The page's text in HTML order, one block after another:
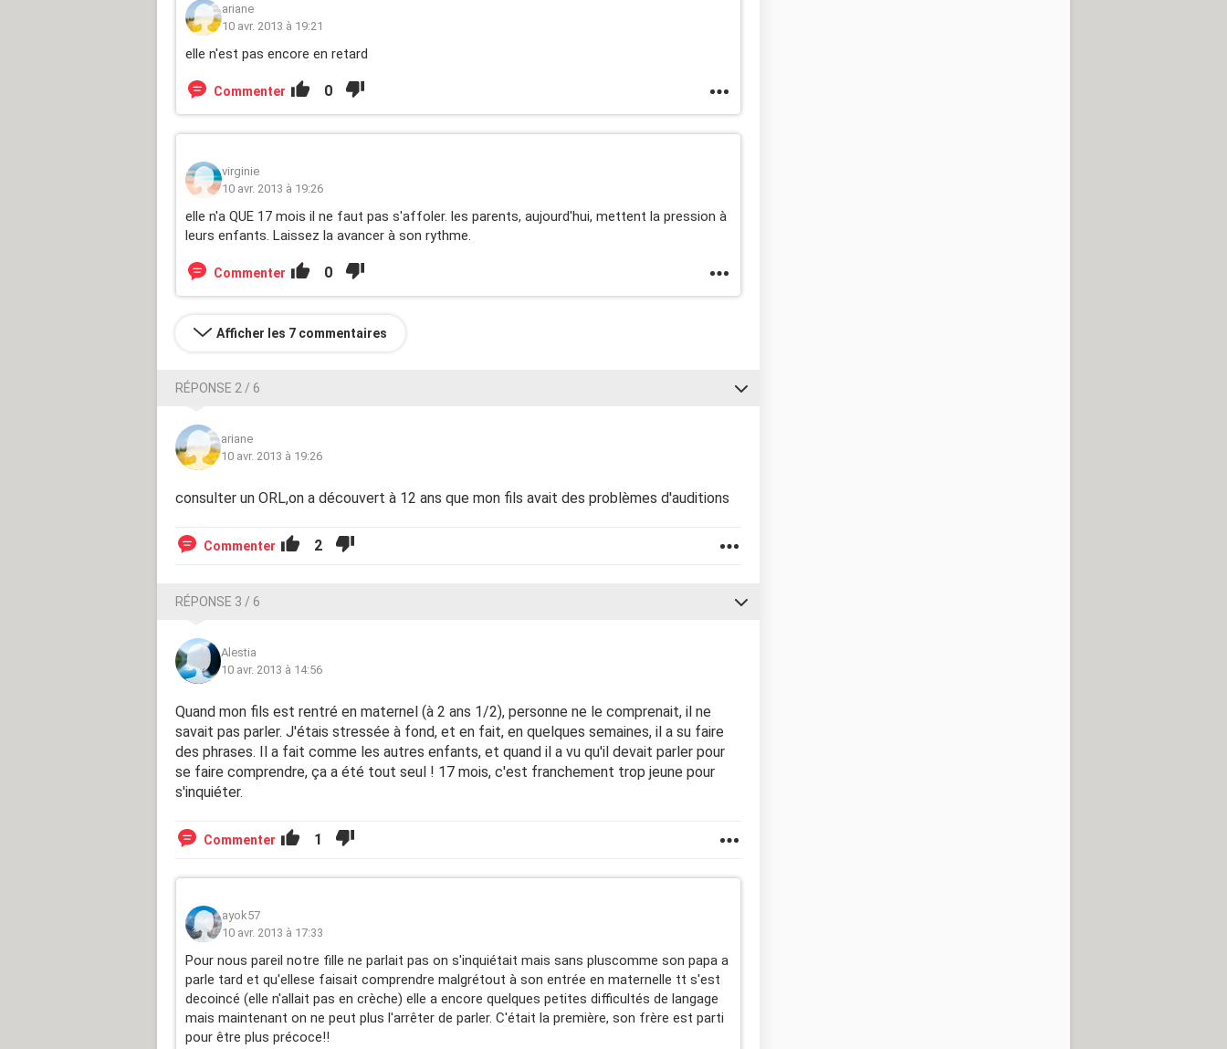
ariane
10 avr. 2013 à 19:21
elle n'est pas encore en retard
Commenter 0
virginie
10 avr. 2013 à 19:26
elle n'a QUE 17 mois il ne faut pas s'affoler. les parents, aujourd'hui, mettent la pression à
leurs enfants. Laissez la avancer à son rythme.
Commenter 0
Afficher les 7 commentaires
RÉPONSE 2 / 6
ariane
10 avr. 2013 à 19:26
consulter un ORL,on a découvert à 12 ans que mon fils avait des problèmes d'auditions
Commenter 2
RÉPONSE 3 / 6
Alestia
10 avr. 2013 à 14:56
Quand mon fils est rentré en maternel (à 2 ans 1/2), personne ne le comprenait, il ne
savait pas parler. J'étais stressée à fond, et en fait, en quelques semaines, il a su faire
des phrases. Il a fait comme les autres enfants, et quand il a vu qu'il devait parler pour
se faire comprendre, ça a été tout seul ! 17 mois, c'est franchement trop jeune pour
s'inquiéter.
Commenter 1
ayok57
10 avr. 2013 à 17:33
Pour nous pareil notre fille ne parlait pas on s'inquiétait mais sans pluscomme son papa a
parle tard et qu'ellese faisait comprendre malgrétout à son entrée en maternelle tt s'est
decoincé (elle n'allait pas en crèche) elle a encore quelques petites difficultés de langage
mais maintenant on ne peut plus l'arrêter de parler. C'était la première, son frère est parti
pour être plus précoce!!